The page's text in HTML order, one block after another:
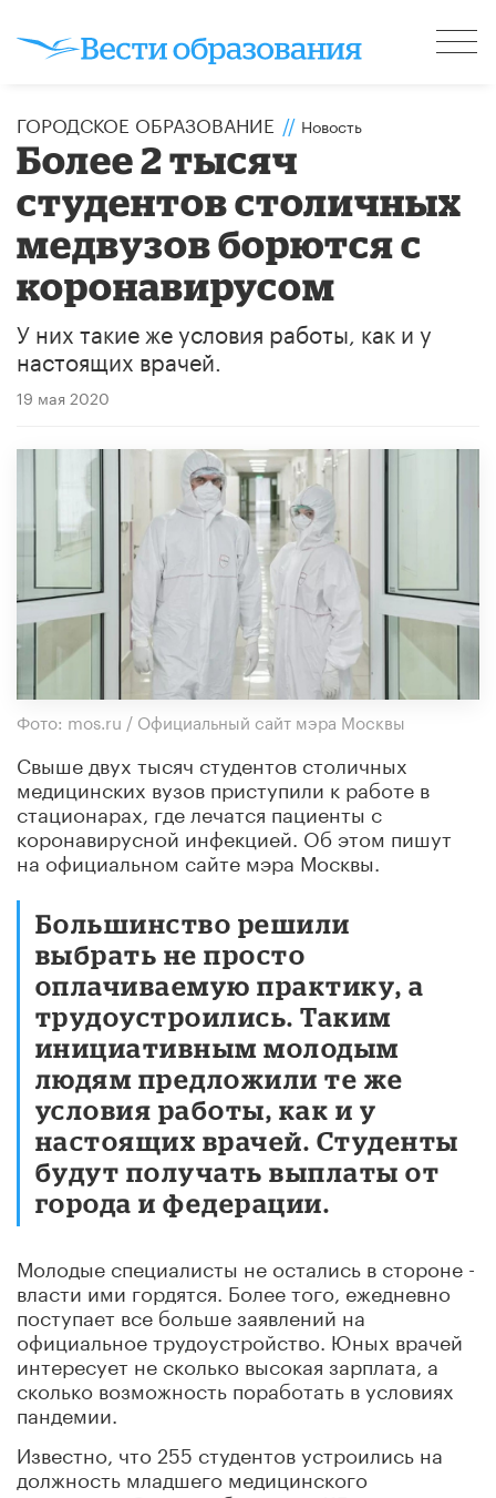
ГОРОДСКОЕ ОБРАЗОВАНИЕ // Новость
Более 2 тысяч
студентов столичных
медвузов борются с
коронавирусом
У них такие же условия работы, как и у
настоящих врачей.
19 мая 2020
Фото: mos.ru / Официальный сайт мэра Москвы
Свыше двух тысяч студентов столичных
медицинских вузов приступили к работе в
стационарах, где лечатся пациенты с
коронавирусной инфекцией. Об этом пишут
на официальном сайте мэра Москвы.
Большинство решили
выбрать не просто
оплачиваемую практику, а
трудоустроились. Таким
инициативным молодым
людям предложили те же
условия работы, как и у
настоящих врачей. Студенты
будут получать выплаты от
города и федерации.
Молодые специалисты не остались в стороне -
власти ими гордятся. Более того, ежедневно
поступает все больше заявлений на
официальное трудоустройство. Юных врачей
интересует не сколько высокая зарплата, а
сколько возможность поработать в условиях
пандемии.
Известно, что 255 студентов устроились на
должность младшего медицинского